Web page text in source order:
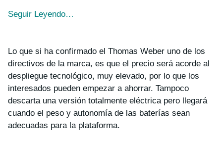
Seguir Leyendo…
Lo que si ha confirmado el Thomas Weber uno de los
directivos de la marca, es que el precio será acorde al
despliegue tecnológico, muy elevado, por lo que los
interesados pueden empezar a ahorrar. Tampoco
descarta una versión totalmente eléctrica pero llegará
cuando el peso y autonomía de las baterías sean
adecuadas para la plataforma.